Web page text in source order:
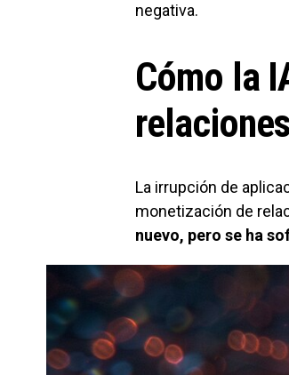
negativa.
Cómo la
relaciones
La irrupción de
monetización de
nuevo, pero se ha